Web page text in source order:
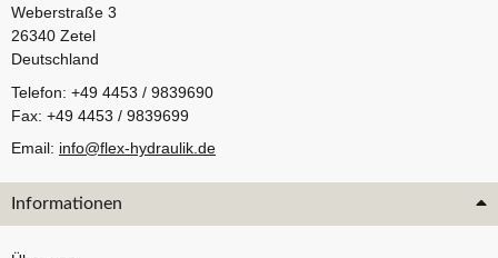
Weberstraße 3
26340 Zetel
Deutschland
Telefon: +49 4453 / 9839690
Fax: +49 4453 / 9839699
Email: info@flex-hydraulik.de
Informationen